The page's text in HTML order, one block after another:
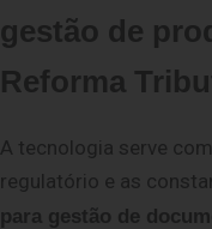
gestão de
Reforma
A tecnologia serve
regulatório e as
para gestão de